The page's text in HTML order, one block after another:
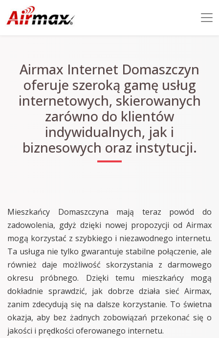
Airmax Internet Domaszczyn
oferuje szeroką gamę usług
internetowych, skierowanych
zarówno do klientów
indywidualnych, jak i
biznesowych oraz instytucji.
Mieszkańcy Domaszczyna mają teraz powód do
zadowolenia, gdyż dzięki nowej propozycji od Airmax
mogą korzystać z szybkiego i niezawodnego internetu.
Ta usługa nie tylko gwarantuje stabilne połączenie, ale
również daje możliwość skorzystania z darmowego
okresu próbnego. Dzięki temu mieszkańcy mogą
dokładnie sprawdzić, jak dobrze działa sieć Airmax,
zanim zdecydują się na dalsze korzystanie. To świetna
okazja, aby bez żadnych zobowiązań przekonać się o
jakości i prędkości oferowanego internetu.